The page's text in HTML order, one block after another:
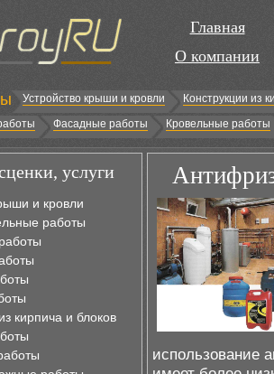
Главная
О компании
Устройство крыши и кровли
Конструкции из
Фасадные работы Кровельные работы
услуги
и кровли
работы
кирпича и блоков
использование